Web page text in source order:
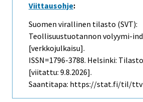
Viittausohje:
Suomen virallinen tilasto (SVT):
Teollisuustuotannon volyymi-
[verkkojulkaisu].
ISSN=1796-3788. Helsinki:
[viitattu: 9.8.2026].
Saantitapa: https://stat.fi/til/